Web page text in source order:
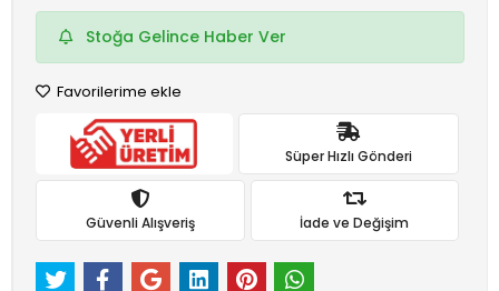
Stoğa Gelince Haber Ver
Favorilerime ekle
Süper Hızlı Gönderi
Güvenli Alışveriş İade ve Değişim